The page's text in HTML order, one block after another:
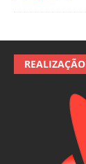
REALIZAÇÃO